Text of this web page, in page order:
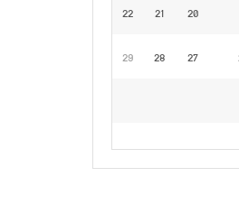
20
21
22
27
28
29